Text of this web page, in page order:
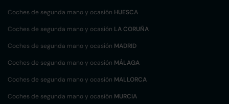
Coches de segunda mano y ocasión HUESCA
Coches de segunda mano y ocasión LA CORUÑA
Coches de segunda mano y ocasión MADRID
Coches de segunda mano y ocasión MÁLAGA
Coches de segunda mano y ocasión MALLORCA
Coches de segunda mano y ocasión MURCIA